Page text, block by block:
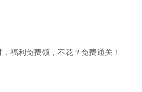
福利免费领，不花？免费通关！